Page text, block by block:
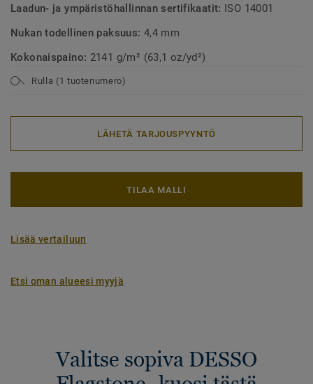
Laadun- ja ympäristöhallinnan sertifikaatit: ISO 14001
Nukan todellinen paksuus: 4,4 mm
Kokonaispaino: 2141 g/m² (63,1 oz/yd²)
Rulla (1 tuotenumero)
LÄHETÄ TARJOUSPYYNTÖ
TILAA MALLI
Lisää vertailuun
Etsi oman alueesi myyjä
Valitse sopiva DESSO